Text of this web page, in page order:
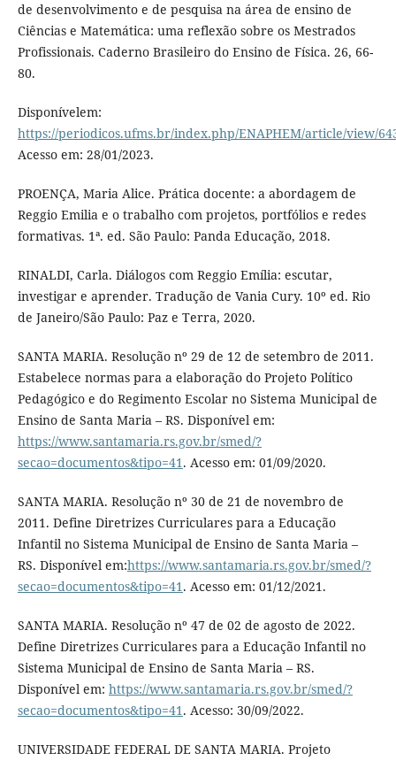
de desenvolvimento e de pesquisa na área de ensino de
Ciências e Matemática: uma reflexão sobre os Mestrados
Profissionais. Caderno Brasileiro do Ensino de Física. 26, 66-
80.
Disponívelem:
https://periodicos.ufms.br/index.php/ENAPHEM/article/view/
Acesso em: 28/01/2023.
PROENÇA, Maria Alice. Prática docente: a abordagem de
Reggio Emilia e o trabalho com projetos, portfólios e redes
formativas. 1ª. ed. São Paulo: Panda Educação, 2018.
RINALDI, Carla. Diálogos com Reggio Emília: escutar,
investigar e aprender. Tradução de Vania Cury. 10º ed. Rio
de Janeiro/São Paulo: Paz e Terra, 2020.
SANTA MARIA. Resolução nº 29 de 12 de setembro de 2011.
Estabelece normas para a elaboração do Projeto Político
Pedagógico e do Regimento Escolar no Sistema Municipal de
Ensino de Santa Maria – RS. Disponível em:
https://www.santamaria.rs.gov.br/smed/?
secao=documentos&tipo=41. Acesso em: 01/09/2020.
SANTA MARIA. Resolução nº 30 de 21 de novembro de
2011. Define Diretrizes Curriculares para a Educação
Infantil no Sistema Municipal de Ensino de Santa Maria –
RS. Disponível em:https://www.santamaria.rs.gov.br/smed/?
secao=documentos&tipo=41. Acesso em: 01/12/2021.
SANTA MARIA. Resolução nº 47 de 02 de agosto de 2022.
Define Diretrizes Curriculares para a Educação Infantil no
Sistema Municipal de Ensino de Santa Maria – RS.
Disponível em: https://www.santamaria.rs.gov.br/smed/?
secao=documentos&tipo=41. Acesso: 30/09/2022.
UNIVERSIDADE FEDERAL DE SANTA MARIA. Projeto